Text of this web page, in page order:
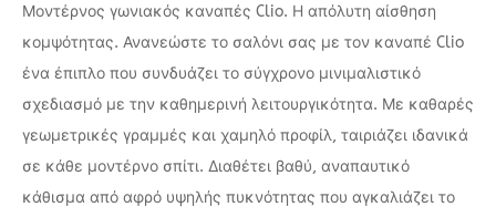
Μοντέρνος γωνιακός καναπές Clio. Η απόλυτη αίσθηση
κομψότητας. Ανανεώστε το σαλόνι σας με τον καναπέ Clio
ένα έπιπλο που συνδυάζει το σύγχρονο μινιμαλιστικό
σχεδιασμό με την καθημερινή λειτουργικότητα. Με καθαρές
γεωμετρικές γραμμές και χαμηλό προφίλ, ταιριάζει ιδανικά
σε κάθε μοντέρνο σπίτι. Διαθέτει βαθύ, αναπαυτικό
κάθισμα από αφρό υψηλής πυκνότητας που αγκαλιάζει το